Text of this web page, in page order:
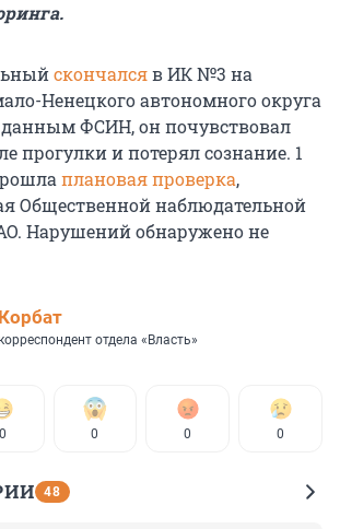
скончалсяв ИК №3 на
Ненецкого автономного округа
данным ФСИН, он почувствовал
прогулки и потерял сознание. 1
плановая проверка,
Общественной наблюдательной
Нарушений обнаружено не
отдела «Власть»
0 0 0 0
48